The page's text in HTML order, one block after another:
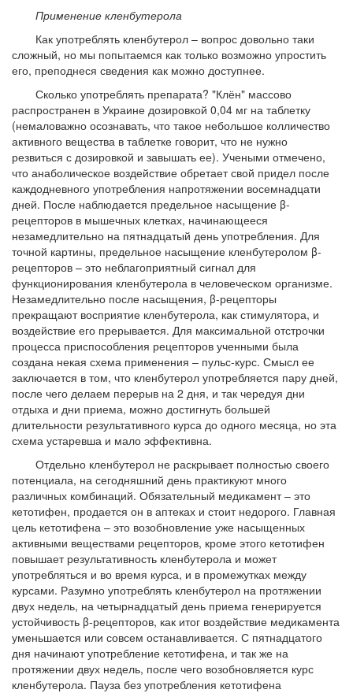
Применение кленбутерола
Как употреблять кленбутерол – вопрос довольно таки
сложный, но мы попытаемся как только возможно упростить
его, преподнеся сведения как можно доступнее.
Сколько употреблять препарата? "Клён" массово
распространен в Украине дозировкой 0,04 мг на таблетку
(немаловажно осознавать, что такое небольшое колличество
активного вещества в таблетке говорит, что не нужно
резвиться с дозировкой и завышать ее). Учеными отмечено,
что анаболическое воздействие обретает свой придел после
каждодневного употребления напротяжении восемнадцати
дней. После наблюдается предельное насыщение β-
рецепторов в мышечных клетках, начинающееся
незамедлительно на пятнадцатый день употребления. Для
точной картины, предельное насыщение кленбутеролом β-
рецепторов – это неблагоприятный сигнал для
функционирования кленбутерола в человеческом организме.
Незамедлительно после насыщения, β-рецепторы
прекращают восприятие кленбутерола, как стимулятора, и
воздействие его прерывается. Для максимальной отстрочки
процесса приспособления рецепторов ученными была
создана некая схема применения – пульс-курс. Смысл ее
заключается в том, что кленбутерол употребляется пару дней,
после чего делаем перерыв на 2 дня, и так чередуя дни
отдыха и дни приема, можно достигнуть большей
длительности результативного курса до одного месяца, но эта
схема устаревша и мало эффективна.
Отдельно кленбутерол не раскрывает полностью своего
потенциала, на сегодняшний день практикуют много
различных комбинаций. Обязательный медикамент – это
кетотифен, продается он в аптеках и стоит недорого. Главная
цель кетотифена – это возобновление уже насыщенных
активными веществами рецепторов, кроме этого кетотифен
повышает результативность кленбутерола и может
употребляться и во время курса, и в промежутках между
курсами. Разумно употреблять кленбутерол на протяжении
двух недель, на четырнадцатый день приема генерируется
устойчивость β-рецепторов, как итог воздействие медикамента
уменьшается или совсем останавливается. С пятнадцатого
дня начинают употребление кетотифена, и так же на
протяжении двух недель, после чего возобновляется курс
кленбутерола. Пауза без употребления кетотифена